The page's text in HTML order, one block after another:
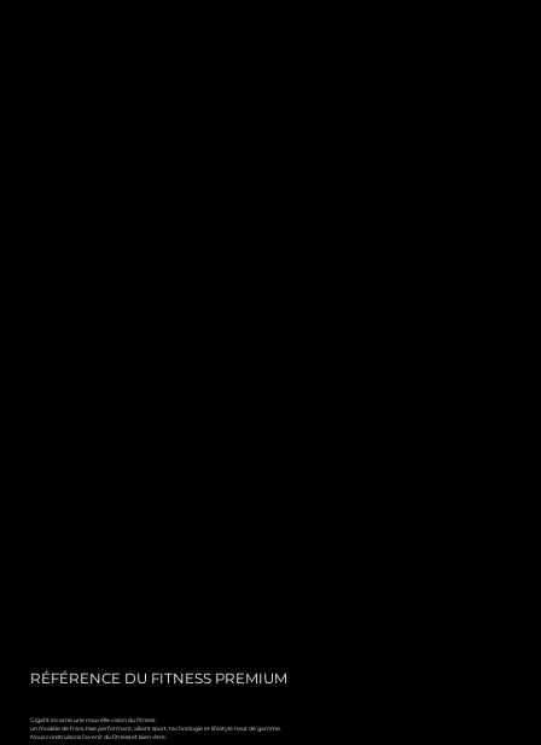
RÉFÉRENCE DU FITNESS PREMIUM
Gigafit incarne une nouvelle vision du fitness :
un modèle de franchise performant, alliant sport, technologie et lifestyle haut de gamme.
Nous construisons l’avenir du fitness et bien-être.